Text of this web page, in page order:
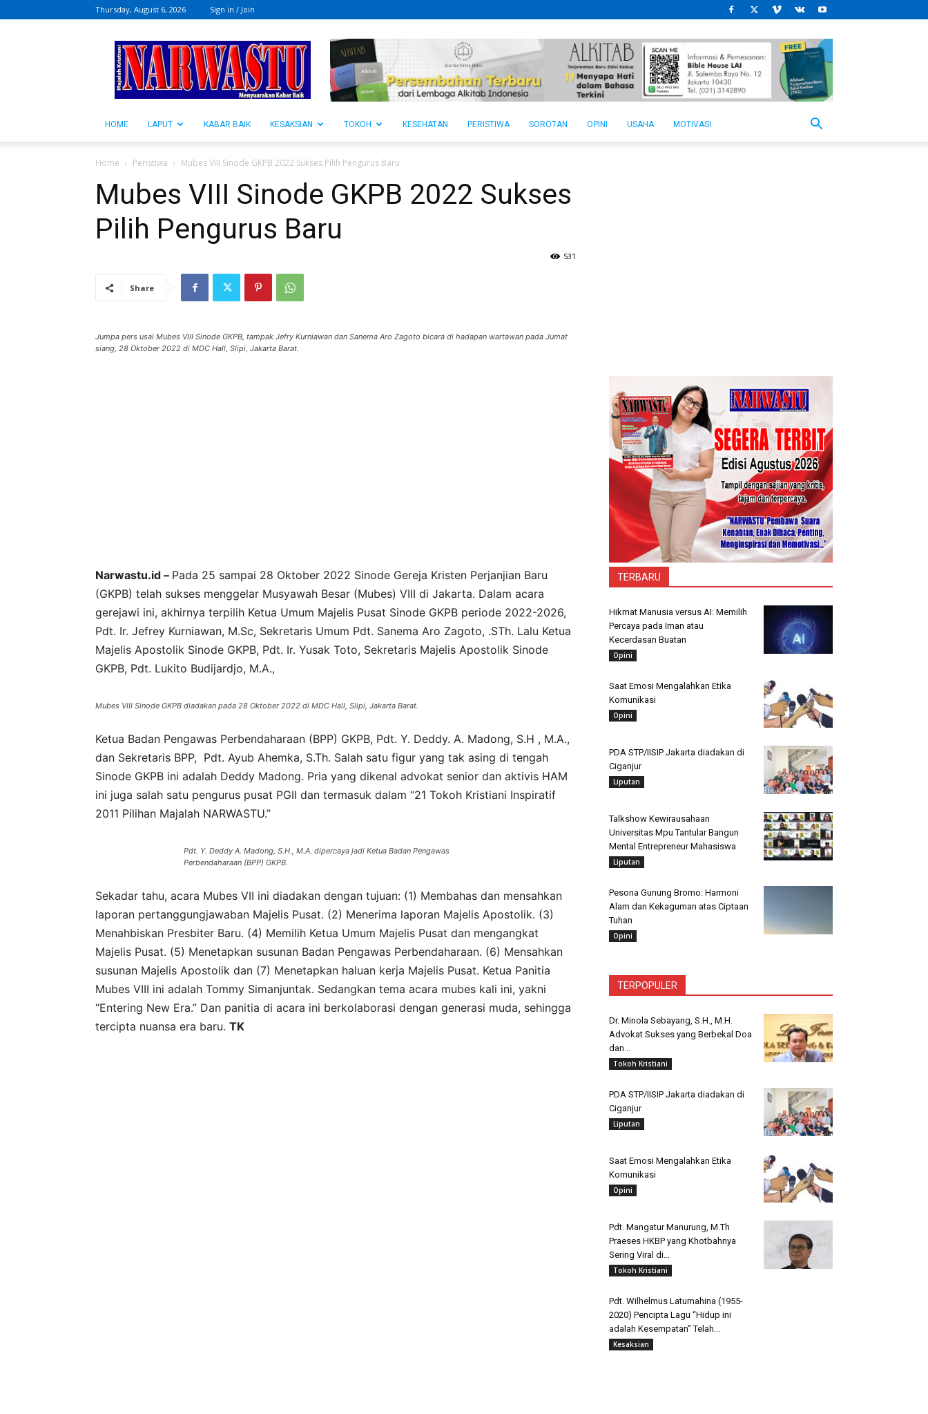
Thursday, August 6, 2026 Sign in / Join
NARWASTU.ID
HOME LAPUT KABAR BAIK KESAKSIAN TOKOH KESEHATAN PERISTIWA SOROTAN OPINI USAHA MOTIVASI
Home Peristiwa Mubes VIII Sinode GKPB 2022 Sukses Pilih Pengurus Baru
Mubes VIII Sinode GKPB 2022 Sukses
Pilih Pengurus Baru
531
Share
Jumpa pers usai Mubes VIII Sinode GKPB, tampak Jefry Kurniawan dan Sanema Aro Zagoto bicara di hadapan wartawan pada Jumat
siang, 28 Oktober 2022 di MDC Hall, Slipi, Jakarta Barat.
Narwastu.id – Pada 25 sampai 28 Oktober 2022 Sinode Gereja Kristen Perjanjian Baru
(GKPB) telah sukses menggelar Musyawah Besar (Mubes) VIII di Jakarta. Dalam acara
gerejawi ini, akhirnya terpilih Ketua Umum Majelis Pusat Sinode GKPB periode 2022-2026,
Pdt. Ir. Jefrey Kurniawan, M.Sc, Sekretaris Umum Pdt. Sanema Aro Zagoto, .STh. Lalu Ketua
Majelis Apostolik Sinode GKPB, Pdt. Ir. Yusak Toto, Sekretaris Majelis Apostolik Sinode
GKPB, Pdt. Lukito Budijardjo, M.A.,
Mubes VIII Sinode GKPB diadakan pada 28 Oktober 2022 di MDC Hall, Slipi, Jakarta Barat.
Ketua Badan Pengawas Perbendaharaan (BPP) GKPB, Pdt. Y. Deddy. A. Madong, S.H , M.A.,
dan Sekretaris BPP, Pdt. Ayub Ahemka, S.Th. Salah satu figur yang tak asing di tengah
Sinode GKPB ini adalah Deddy Madong. Pria yang dikenal advokat senior dan aktivis HAM
ini juga salah satu pengurus pusat PGII dan termasuk dalam “21 Tokoh Kristiani Inspiratif
2011 Pilihan Majalah NARWASTU.”
Pdt. Y. Deddy A. Madong, S.H., M.A. dipercaya jadi Ketua Badan Pengawas
Perbendaharaan (BPP) GKPB.
Sekadar tahu, acara Mubes VII ini diadakan dengan tujuan: (1) Membahas dan mensahkan
laporan pertanggungjawaban Majelis Pusat. (2) Menerima laporan Majelis Apostolik. (3)
Menahbiskan Presbiter Baru. (4) Memilih Ketua Umum Majelis Pusat dan mengangkat
Majelis Pusat. (5) Menetapkan susunan Badan Pengawas Perbendaharaan. (6) Mensahkan
susunan Majelis Apostolik dan (7) Menetapkan haluan kerja Majelis Pusat. Ketua Panitia
Mubes VIII ini adalah Tommy Simanjuntak. Sedangkan tema acara mubes kali ini, yakni
“Entering New Era.” Dan panitia di acara ini berkolaborasi dengan generasi muda, sehingga
tercipta nuansa era baru. TK
TERBARU
Hikmat Manusia versus AI: Memilih
Percaya pada Iman atau
Kecerdasan Buatan
Opini
Saat Emosi Mengalahkan Etika
Komunikasi
Opini
PDA STP/IISIP Jakarta diadakan di
Ciganjur
Liputan
Talkshow Kewirausahaan
Universitas Mpu Tantular Bangun
Mental Entrepreneur Mahasiswa
Liputan
Pesona Gunung Bromo: Harmoni
Alam dan Kekaguman atas Ciptaan
Tuhan
Opini
TERPOPULER
Dr. Minola Sebayang, S.H., M.H.
Advokat Sukses yang Berbekal Doa
dan...
Tokoh Kristiani
PDA STP/IISIP Jakarta diadakan di
Ciganjur
Liputan
Saat Emosi Mengalahkan Etika
Komunikasi
Opini
Pdt. Mangatur Manurung, M.Th
Praeses HKBP yang Khotbahnya
Sering Viral di...
Tokoh Kristiani
Pdt. Wilhelmus Latumahina (1955-
2020) Pencipta Lagu “Hidup ini
adalah Kesempatan” Telah...
Kesaksian